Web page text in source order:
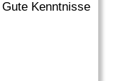
Kenntnisse